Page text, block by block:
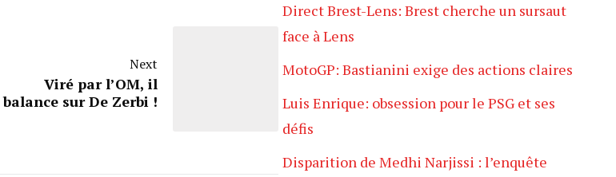
Next
Viré par l’OM, il
balance sur De Zerbi !
Direct Brest-Lens: Brest cherche un sursaut
face à Lens
MotoGP: Bastianini exige des actions claires
Luis Enrique: obsession pour le PSG et ses
défis
Disparition de Medhi Narjissi : l’enquête